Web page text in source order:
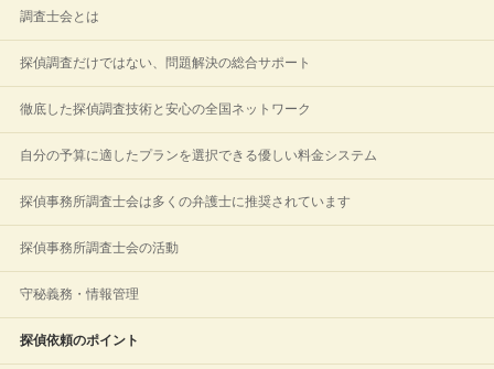
調査士会とは
探偵調査だけではない、問題解決の総合サポート
徹底した探偵調査技術と安心の全国ネットワーク
自分の予算に適したプランを選択できる優しい料金システム
探偵事務所調査士会は多くの弁護士に推奨されています
探偵事務所調査士会の活動
守秘義務・情報管理
探偵依頼のポイント